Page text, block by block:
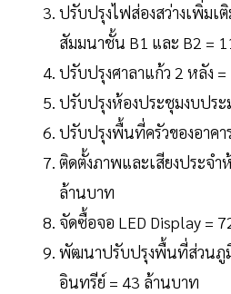
ปรับปรุงไฟส่องสว่างเพิ่มเ
สัมมนาชั้น B1 และ B2 =
ปรับปรุงศาลาแก้ว 2 หลัง
ปรับปรุงห้องประชุมงบปร
ปรับปรุงพื้นที่ครัวของอาค
ติดตั้งภาพและเสียงประจำ
ล้านบาท
จัดซื้อจอ LED Display =
พัฒนาปรับปรุงพื้นที่ส่วนภู
อินทรีย์ = 43 ล้านบาท